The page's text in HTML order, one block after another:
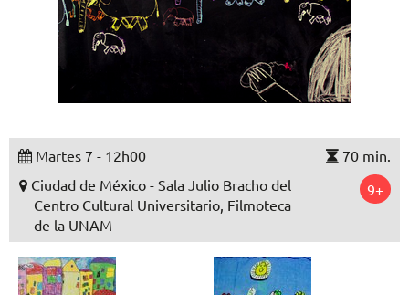
Martes 7 - 12h00
70 min.
Ciudad de México - Sala Julio Bracho del
Centro Cultural Universitario, Filmoteca
de la UNAM
9+